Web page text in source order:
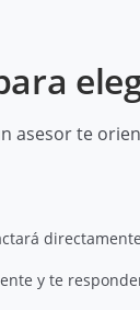
asesor te
y te